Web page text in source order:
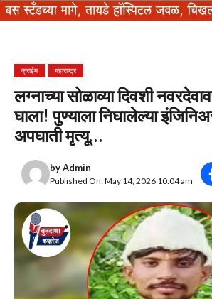
क्राईम महाराष्ट्र
लग्नाच्या सोळाव्या दिवशी
घाला! पुण्याला निघालेल्या
अपघाती मृत्यू…
byAdmin
Published On: May 14, 2026 10:04 am